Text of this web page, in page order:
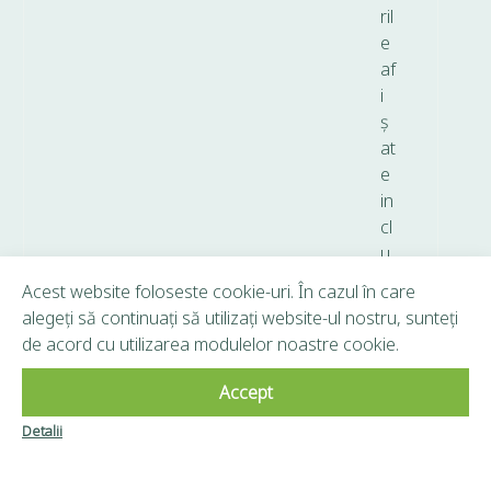
ril
e
af
i
ș
at
e
in
cl
u
T
V
A.
Copyright © 2026 Frunză Verde - Toate drepturile
Acest website foloseste cookie-uri. În cazul în care
alegeți să continuați să utilizați website-ul nostru, sunteți
de acord cu utilizarea modulelor noastre cookie.
Accept
Detalii